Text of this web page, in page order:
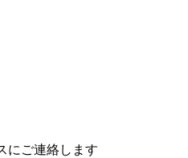
にご連絡します